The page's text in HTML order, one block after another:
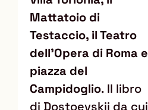
Mattatoio di
Testaccio, il Teatro
dell’Opera di Roma e
piazza del
Campidoglio. Il libro
di Dostoevskij da cui